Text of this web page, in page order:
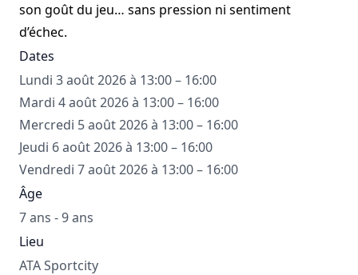
son goût du jeu… sans pression ni sentiment
d’échec.
Dates
Lundi 3 août 2026 à 13:00 – 16:00
Mardi 4 août 2026 à 13:00 – 16:00
Mercredi 5 août 2026 à 13:00 – 16:00
Jeudi 6 août 2026 à 13:00 – 16:00
Vendredi 7 août 2026 à 13:00 – 16:00
Âge
7 ans - 9 ans
Lieu
ATA Sportcity